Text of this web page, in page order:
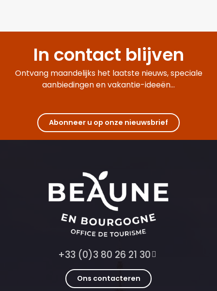
In contact blijven
Ontvang maandelijks het laatste nieuws, speciale
aanbiedingen en vakantie-ideeën...
Abonneer u op onze nieuwsbrief
+33 (0)3 80 26 21 30
Ons contacteren